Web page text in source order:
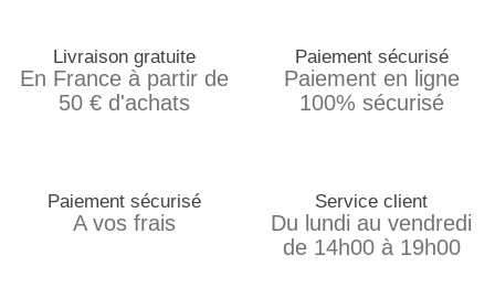
Livraison gratuite
En France à partir de
50 € d'achats
Paiement sécurisé
Paiement en ligne
100% sécurisé
Paiement sécurisé
A vos frais
Service client
Du lundi au vendredi
de 14h00 à 19h00